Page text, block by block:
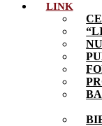
LINK